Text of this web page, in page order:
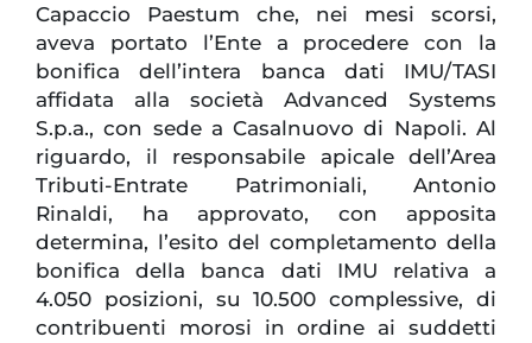
Capaccio Paestum che, nei mesi scorsi,
aveva portato l’Ente a procedere con la
bonifica dell’intera banca dati IMU/TASI
affidata alla società Advanced Systems
S.p.a., con sede a Casalnuovo di Napoli. Al
riguardo, il responsabile apicale dell’Area
Tributi-Entrate Patrimoniali, Antonio
Rinaldi, ha approvato, con apposita
determina, l’esito del completamento della
bonifica della banca dati IMU relativa a
4.050 posizioni, su 10.500 complessive, di
contribuenti morosi in ordine ai suddetti